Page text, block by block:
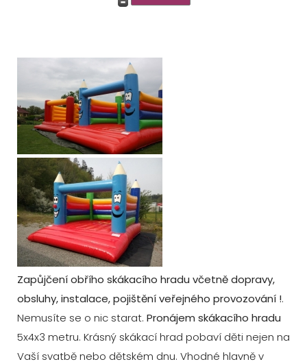
Zapůjčení obřího skákacího hradu včetně dopravy,
obsluhy, instalace, pojištění veřejného provozování !.
Nemusíte se o nic starat. Pronájem skákacího hradu
5x4x3 metru. Krásný skákací hrad pobaví děti nejen na
Vaší svatbě nebo dětském dnu. Vhodné hlavně v